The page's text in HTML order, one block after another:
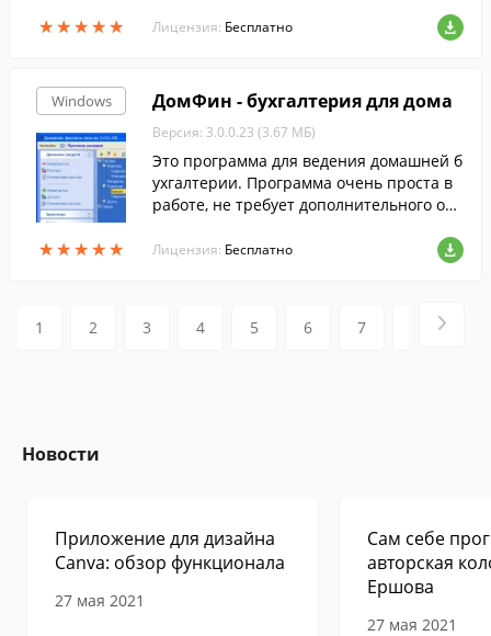
★★★★★
★★★★★ Лицензия: Бесплатно
Windows
★★★★★
★★★★★
ДомФин - бухгалтерия для дома
Версия: 3.0.0.23 (3.67 МБ)
Это программа для ведения домашней б
ухгалтерии. Программа очень проста в
работе, не требует дополнительного обс
сети.
Лицензия: Бесплатно
1 2 3 4 5 6 7
Новости
Приложение для дизайна
Canva: обзор функционала
27 мая 2021
Сам себе
авторская
Ершова
27 мая 2021